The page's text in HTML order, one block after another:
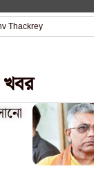
Thackrey